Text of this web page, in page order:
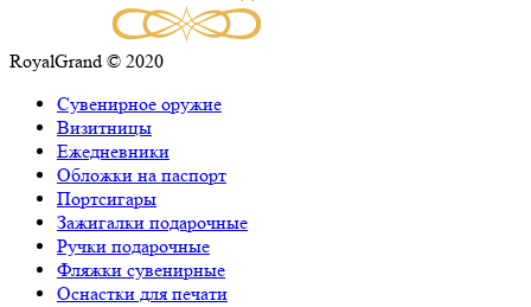
RoyalGrand © 2020
Сувенирное оружие
Визитницы
Ежедневники
Обложки на паспорт
Портсигары
Зажигалки подарочные
Ручки подарочные
Фляжки сувенирные
Оснастки для печати